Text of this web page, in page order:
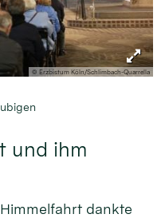
© Erzbistum Köln/Schlimbach-Quarrella
und ihm
dankte